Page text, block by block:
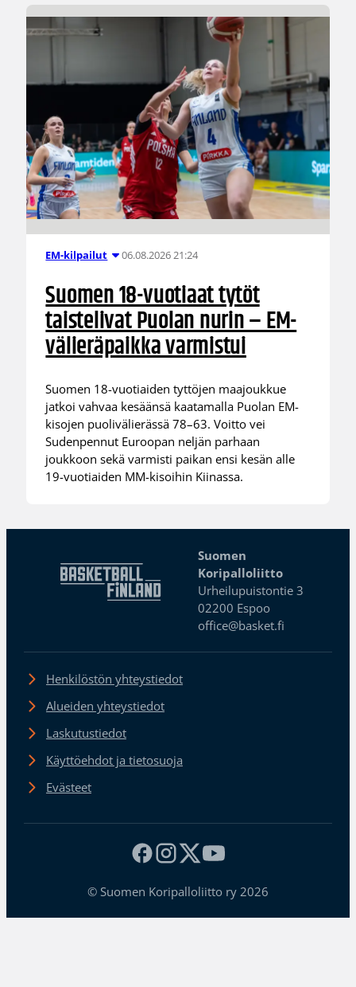
EM-kilpailut 06.08.2026 21:24
Suomen 18-vuotiaat tytöt
taistelivat Puolan nurin – EM-
välieräpaikka varmistui
Suomen 18-vuotiaiden tyttöjen maajoukkue
jatkoi vahvaa kesäänsä kaatamalla Puolan EM-
kisojen puolivälierässä 78–63. Voitto vei
Sudenpennut Euroopan neljän parhaan
joukkoon sekä varmisti paikan ensi kesän alle
19-vuotiaiden MM-kisoihin Kiinassa.
Suomen
Koripalloliitto
Urheilupuistontie 3
02200 Espoo
office@basket.fi
Henkilöstön yhteystiedot
Alueiden yhteystiedot
Laskutustiedot
Käyttöehdot ja tietosuoja
Evästeet
© Suomen Koripalloliitto ry 2026